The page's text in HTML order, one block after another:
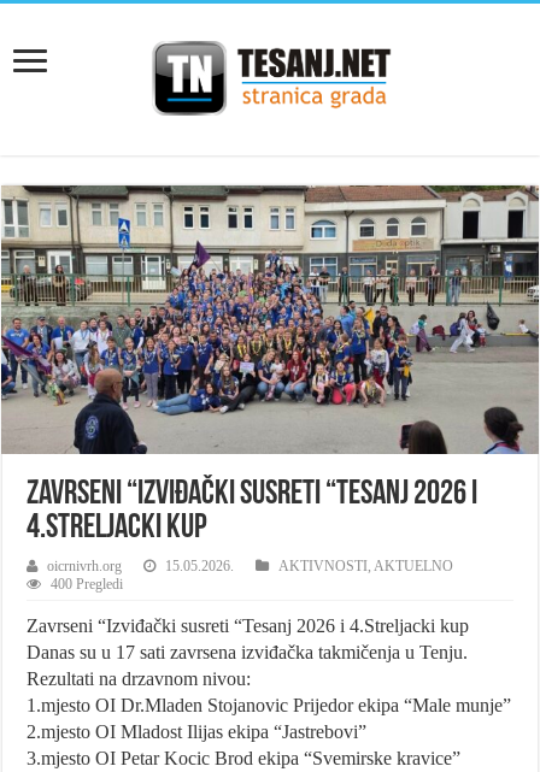
Zavrseni “Izviđački susreti “Tesanj 2026 i
4.Streljacki kup
oicrnivrh.org 15.05.2026. AKTIVNOSTI AKTUELNO
400 Pregledi
Zavrseni “Izviđački susreti “Tesanj 2026 i 4.Streljacki kup
Danas su u 17 sati zavrsena izviđačka takmičenja u Tenju.
Rezultati na drzavnom nivou:
1.mjesto OI Dr.Mladen Stojanovic Prijedor ekipa “Male munje”
2.mjesto OI Mladost Ilijas ekipa “Jastrebovi”
3.mjesto OI Petar Kocic Brod ekipa “Svemirske kravice”